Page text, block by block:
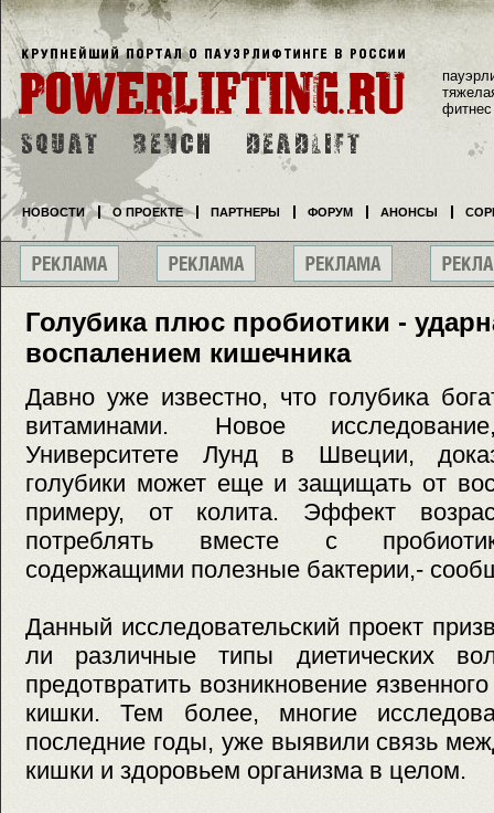
Голубика плюс пробиотики -
воспалением кишечника
Давно уже известно, что голубика
витаминами. Новое
Университете Лунд в Швеции,
голубики может еще и защищать от
примеру, от колита. Эффект
потреблять вместе с
содержащими полезные бактерии,-
Данный исследовательский проект
ли различные типы диетических
предотвратить возникновение
кишки. Тем более, многие
последние годы, уже выявили связь
кишки и здоровьем организма в целом.
фитнес
НОВОСТИ О ПРОЕКТЕ ПАРТНЕРЫ ФОРУМ АНОНСЫ